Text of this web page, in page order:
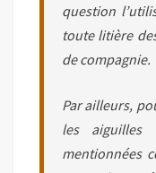
question
toute litière
de compagnie.
Par ailleurs,
les
mentionnées